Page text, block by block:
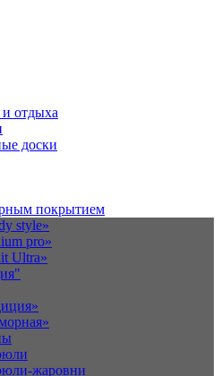
отдыха
доски
покрытием
style»
pro»
Ultra»
жаровни